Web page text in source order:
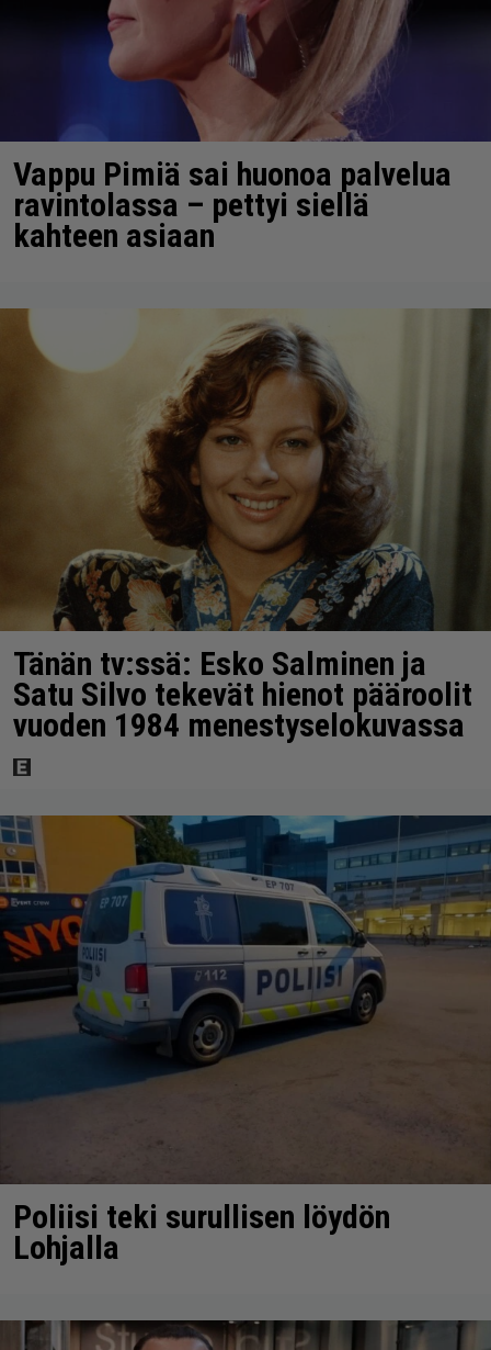
Vappu Pimiä sai huonoa palvelua
ravintolassa – pettyi siellä
kahteen asiaan
Tänän tv:ssä: Esko Salminen ja
Satu Silvo tekevät hienot pääroolit
vuoden 1984 menestyselokuvassa
Poliisi teki surullisen löydön
Lohjalla